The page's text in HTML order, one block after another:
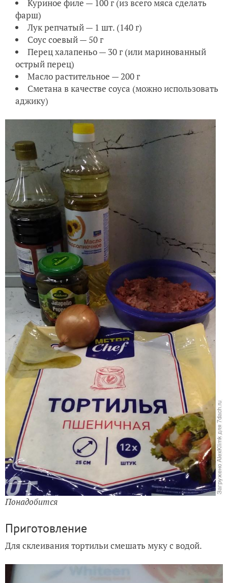
Куриное филе — 100 г (из всего мяса сделать
фарш)
Лук репчатый — 1 шт. (140 г)
Соус соевый — 50 г
Перец халапеньо — 30 г (или маринованный
острый перец)
Масло растительное — 200 г
Сметана в качестве соуса (можно использовать
аджику)
Понадобится
Приготовление
Для склеивания тортильи смешать муку с водой.